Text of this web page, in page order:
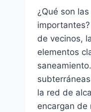
¿Qué son
de vecinos,
elementos
la red de
encargan de